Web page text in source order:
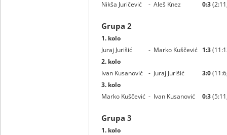
Nikša Juričević
- Aleš Knez 0:3
Grupa 2
1. kolo
Juraj Jurišić
- Marko Kuščević 1:3
2. kolo
Ivan Kusanović
- Juraj Jurišić 3:0
3. kolo
Marko Kuščević - Ivan Kusanović 0:3
Grupa 3
1. kolo